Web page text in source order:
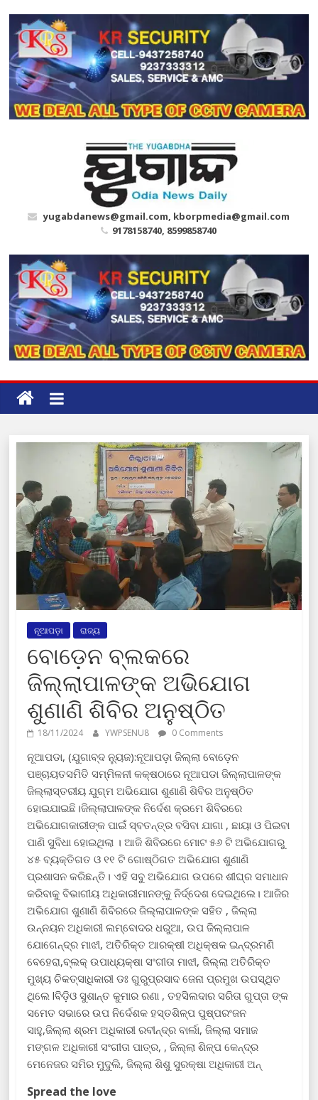
content
yugabdanews@gmail.com, kborpmedia@gmail.com
9178158740, 8599858740
ନୂଆପଡ଼ା ରାଜ୍ୟ
ବୋଡ଼େନ ବ୍ଲକରେ
ଜିଲ୍ଲାପାଳଙ୍କ ଅଭିଯୋଗ
ଶୁଣାଣି ଶିବିର ଅନୁଷ୍ଠିତ
18/11/2024 YWPSENU8 0 Comments
ନୂଆପଡା, (ଯୁଗାବ୍ଦ ନ୍ୟୁଜ):ନୂଆପଡ଼ା ଜିଲ୍ଲା ବୋଡ଼େନ
ପଞ୍ଚାୟତସମିତି ସମ୍ମିଳନୀ କକ୍ଷଠାରେ ନୂଆପଡା ଜିଲ୍ଲାପାଳଙ୍କ
ଜିଲ୍ଲାସ୍ତରୀୟ ଯୁଗ୍ମ ଅଭିଯୋଗ ଶୁଣାଣି ଶିବିର ଅନୁଷ୍ଠିତ
ହୋଇଯାଇଛି।ଜିଲ୍ଲାପାଳଙ୍କ ନିର୍ଦେଶ କ୍ରମେ ଶିବିରରେ
ଅଭିଯୋଗକାରୀଙ୍କ ପାଇଁ ସ୍ବତନ୍ତ୍ର ବସିବା ଯାଗା , ଛାୟା ଓ ପିଇବା
ପାଣି ସୁବିଧା ହୋଇଥିଲା । ଆଜି ଶିବିରରେ ମୋଟ ୫୬ ଟି ଅଭିଯୋଗରୁ
୪୫ ବ୍ୟକ୍ତିଗତ ଓ ୧୧ ଟି ଗୋଷ୍ଠିଗତ ଅଭିଯୋଗ ଶୁଣାଣି
ପ୍ରଶାସନ କରିଛନ୍ତି। ଏହି ସବୁ ଅଭିଯୋଗ ଉପରେ ଶୀଘ୍ର ସମାଧାନ
କରିବାକୁ ବିଭାଗୀୟ ଅଧିକାରୀମାନଙ୍କୁ ନିର୍ଦ୍ଦେଶ ଦେଇଥିଲେ। ଆଜିର
ଅଭିଯୋଗ ଶୁଣାଣି ଶିବିରରେ ଜିଲ୍ଲାପାଳଙ୍କ ସହିତ , ଜିଲ୍ଲା
ଉନ୍ନୟନ ଅଧିକାରୀ ଲମ୍ବୋଦର ଧରୁଆ, ଉପ ଜିଲ୍ଲାପାଳ
ଯୋଗେନ୍ଦ୍ର ମାଝୀ, ଅତିରିକ୍ତ ଆରକ୍ଷୀ ଅଧିକ୍ଷକ ଇନ୍ଦ୍ରମଣି
ବେହେରା,ବ୍ଲକ୍ ଉପାଧ୍ୟକ୍ଷା ସଂଗୀତା ମାଝୀ, ଜିଲ୍ଲା ଅତିରିକ୍ତ
ମୁଖ୍ୟ ଚିକତ୍ସାଧିକାରୀ ଡଃ ଗୁରୁପ୍ରସାଦ ଜେନା ପ୍ରମୁଖ ଉପସ୍ଥିତ
ଥିଲେ lବିଡ଼ିଓ ସୁଶାନ୍ତ କୁମାର ରଣା , ତହସିଲଦାର ସରିତା ଗୁପ୍ତା ଙ୍କ
ସମେତ ସଭାରେ ଉପ ନିର୍ଦେଶକ ହସ୍ତଶିଳ୍ପ ପୁଷ୍ପରଂଜନ
ସାହୁ,ଜିଲ୍ଲା ଶ୍ରମ ଅଧିକାରୀ ରବୀନ୍ଦ୍ର ବାର୍ଲା, ଜିଲ୍ଲା ସମାଜ
ମଙ୍ଗଳ ଅଧିକାରୀ ସଂଗୀତା ପାତ୍ର, , ଜିଲ୍ଲା ଶିଳ୍ପ କେନ୍ଦ୍ର
ମେନେଜର ସମିର ମୁଦୁଲି, ଜିଲ୍ଲା ଶିଶୁ ସୁରକ୍ଷା ଅଧିକାରୀ ଅନ୍
Spread the love